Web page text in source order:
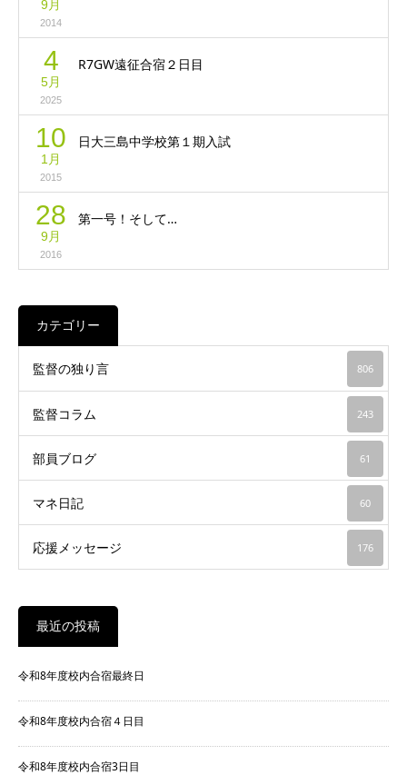
9月
2014
4
5月
2025
R7GW遠征合宿２日目
10
1月
2015
日大三島中学校第１期入試
28
9月
2016
第一号！そして…
カテゴリー
監督の独り言 806
監督コラム 243
部員ブログ 61
マネ日記 60
応援メッセージ 176
最近の投稿
令和8年度校内合宿最終日
令和8年度校内合宿４日目
令和8年度校内合宿3日目